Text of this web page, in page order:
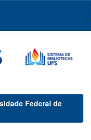
Federal de